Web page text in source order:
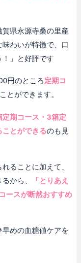
県永源寺桑の里産
わいが特徴で、口
」と好評です
円のところ定期コ
とができます。
期コース・3箱定
とができるのも見
ることに加えて、
から、
「とりあえ
ースが断然おすすめ
めの血糖値ケアを